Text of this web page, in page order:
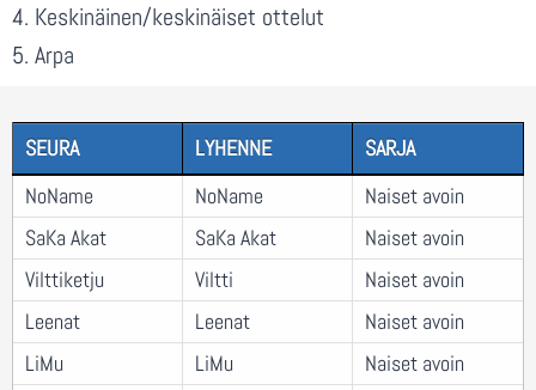
4. Keskinäinen/keskinäiset ottelut
5. Arpa
SEURA LYHENNE
SARJA
NoName
NoName
Naiset avoin
SaKa Akat
SaKa Akat
Naiset avoin
Vilttiketju
Viltti
Naiset avoin
Leenat
Leenat
Naiset avoin
LiMu
LiMu
Naiset avoin